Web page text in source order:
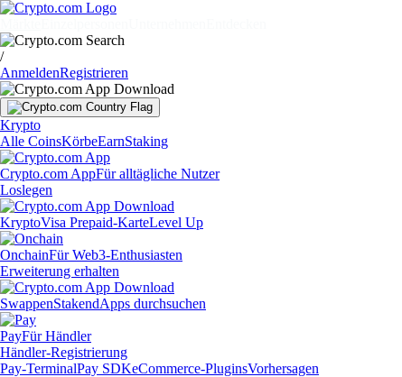
/
AnmeldenRegistrieren
Krypto
Alle CoinsKörbeEarnStaking
Crypto.com AppFür alltägliche Nutzer
Loslegen
KryptoVisa Prepaid-KarteLevel Up
OnchainFür Web3-Enthusiasten
Erweiterung erhalten
SwappenStakendApps durchsuchen
PayFür Händler
Händler-Registrierung
Pay-TerminalPay SDKeCommerce-PluginsVorhersagen